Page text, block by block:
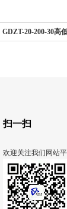
GDZT-20-200-30高
扫一扫
欢迎关注我们网站